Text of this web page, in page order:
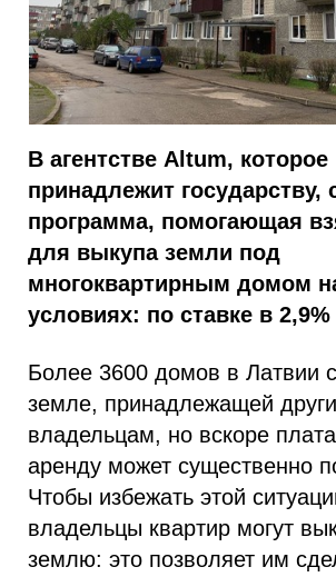
В агентстве Altum, которое
принадлежит государству,
программа, помогающая
для выкупа земли под
многоквартирным домом
условиях: по ставке в 2,9%
Более 3600 домов в Латвии
земле, принадлежащей
владельцам, но вскоре
аренду может существенно
Чтобы избежать этой
владельцы квартир могут
землю: это позволяет им